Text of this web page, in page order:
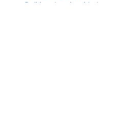
Politico de privacidad